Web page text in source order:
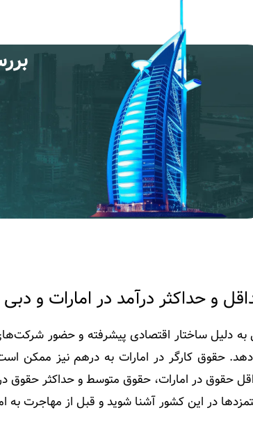
و حداکثر درآمد در امارات و دبی در
به دلیل ساختار اقتصادی پیشرفته و حضور شرکت‌های
حقوق کارگر در امارات به درهم نیز ممکن
حقوق در امارات، حقوق متوسط و حداکثر حقوق در
در این کشور آشنا شوید و قبل از مهاجرت به